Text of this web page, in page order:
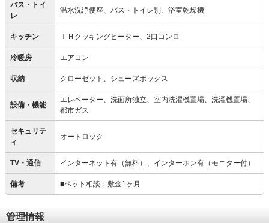
バス・トイ
レ
温水洗浄便座、バス・トイレ別、浴室乾燥機
キッチン ＩＨクッキングヒーター、2口コンロ
冷暖房 エアコン
収納 クローゼット、シューズボックス
設備・機能
エレベーター、洗面所独立、室内洗濯機置場、洗濯機置場、
都市ガス
セキュリテ
ィ
オートロック
TV・通信 インターネット有（無料）、インターホン有（モニター付）
備考 ■ペット相談：敷金1ヶ月
管理情報